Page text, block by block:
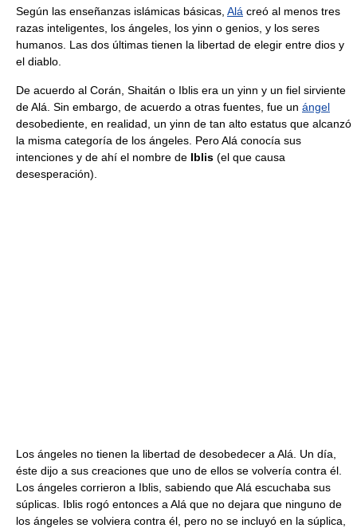
Según las enseñanzas islámicas básicas, Alá creó al menos tres
razas inteligentes, los ángeles, los yinn o genios, y los seres
humanos. Las dos últimas tienen la libertad de elegir entre dios y
el diablo.
De acuerdo al Corán, Shaitán o Iblis era un yinn y un fiel sirviente
de Alá. Sin embargo, de acuerdo a otras fuentes, fue un ángel
desobediente, en realidad, un yinn de tan alto estatus que alcanzó
la misma categoría de los ángeles. Pero Alá conocía sus
intenciones y de ahí el nombre de Iblis (el que causa
desesperación).
Los ángeles no tienen la libertad de desobedecer a Alá. Un día,
éste dijo a sus creaciones que uno de ellos se volvería contra él.
Los ángeles corrieron a Iblis, sabiendo que Alá escuchaba sus
súplicas. Iblis rogó entonces a Alá que no dejara que ninguno de
los ángeles se volviera contra él, pero no se incluyó en la súplica,